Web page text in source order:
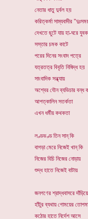
নেতার ধাতু দুর্বল হয়
করিত্কর্মা সাম্যবাদীর
দেখতে ছুটে যায় হা-ঘরে যুবক
সস্তার চমক কাটে
পরের দিনের সংবাদ পত্রে
যত্রতত্র বিবৃতি নিষিদ্ধ হয়
সাংবাদিক সন্ধ্যায়
অশ্বের যৌন ব্যভিচার বন্ধ
আপত্কালিন সতর্কতা
এখন ধর্মীয় কথকতা
লণ্ডভণ্ড তিন সান্ কি
বাগড়া মেরে নিজেই খান্ কি
নিজের বিচি নিজের নোড়ায়
শুদ্ধ হাতে নিজেই বাটায়
জনগণের শ্রাদ্ধবাসরে
হাঁটুর ব্যথায় গোময়ের
কঠোর হাতে নির্দেশ আসে